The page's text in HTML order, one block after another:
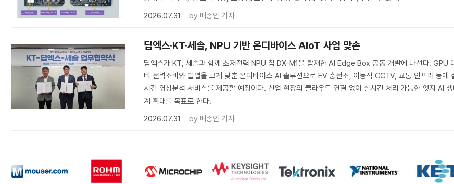
2026.07.31
by 배종인 기자
딥엑스·KT·세솔, NPU 기반 온디바이스 AIoT 사업 맞손
딥엑스가 KT, 세솔과 함께 초저전력 NPU 칩 DX-M1을 탑재한 AI Edge Box 공동 개발에 나선다. GPU
비 전력소비와 발열을 크게 낮춘 온디바이스 AI 솔루션으로 EV 충전소, 이동식 CCTV, 교통 인프라 등에
시간 영상분석 서비스를 제공할 예정이다. 산업 현장의 클라우드 연결 없이 실시간 처리 가능한 엣지 AI 생
계 확대를 목표로 한다.
2026.07.31
by 배종인 기자